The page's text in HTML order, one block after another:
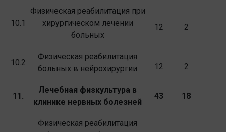
10.1
Физическая реабилитация при
хирургиче­ском лечении
больных
12 2
10.2
Физическая реабилитация
больных в ней­рохирургии
12 2
11.
Лечебная физкультура в
клинике нервных болезней
43 18
Физическая реабилитация